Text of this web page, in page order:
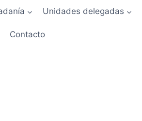
Unidades delegadas
Contacto